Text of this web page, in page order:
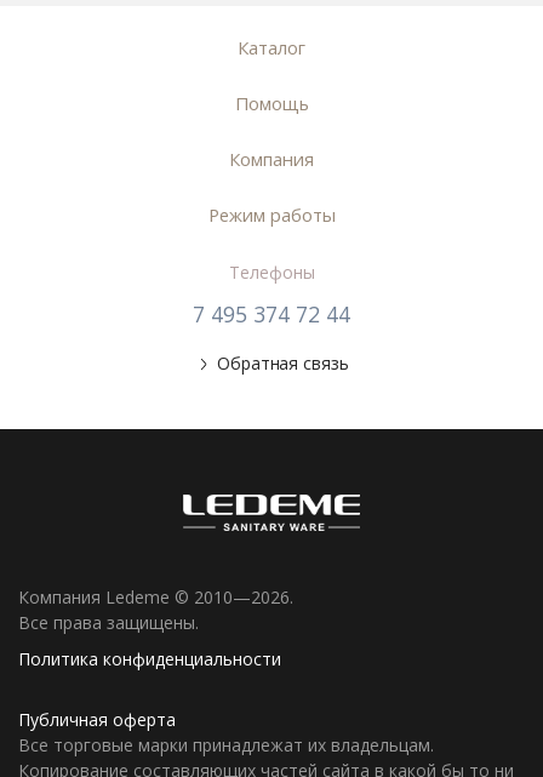
Каталог
Помощь
Компания
Режим работы
Телефоны
7 495 374 72 44
Обратная связь
Компания Ledeme © 2010—2026.
Все права защищены.
Политика конфиденциальности
Публичная оферта
Все торговые марки принадлежат их владельцам.
Копирование составляющих частей сайта в какой бы то ни